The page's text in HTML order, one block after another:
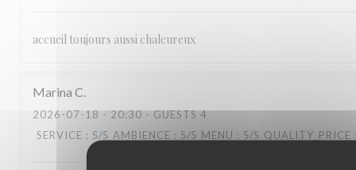
accueil toujours aussi chaleureux
Marina C
2026-07-18- 20:30 - GUESTS 4
SERVICE : 5/5 AMBIENCE : 5/5 MENU : 5/5 QUALITY_PRICE